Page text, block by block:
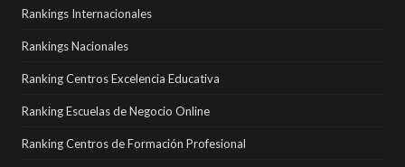
Rankings Internacionales
Rankings Nacionales
Ranking Centros Excelencia Educativa
Ranking Escuelas de Negocio Online
Ranking Centros de Formación Profesional